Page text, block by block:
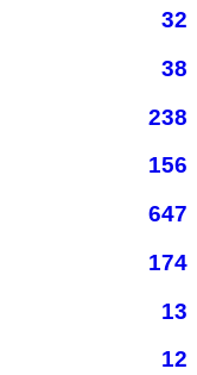
32
38
238
156
647
174
13
12